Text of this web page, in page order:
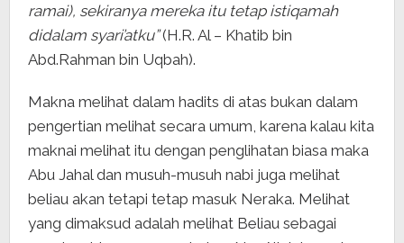
ramai), sekiranya mereka itu tetap istiqamah
didalam syari’atku”(H.R. Al – Khatib bin
Abd.Rahman bin Uqbah).
Makna melihat dalam hadits di atas bukan dalam
pengertian melihat secara umum, karena kalau kita
maknai melihat itu dengan penglihatan biasa maka
Abu Jahal dan musuh-musuh nabi juga melihat
beliau akan tetapi tetap masuk Neraka. Melihat
yang dimaksud adalah melihat Beliau sebagai